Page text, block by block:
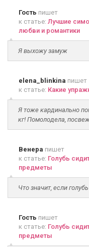
Гость пишет
к статье: Лучшие
любви и романтики
Я выхожу замуж
elena_blinkina пишет
к статье: Какие
Я тоже кардинально
кг! Помолодела,
Венера пишет
к статье: Голубь
предметы
Что значит, если
Гость пишет
к статье: Голубь
предметы